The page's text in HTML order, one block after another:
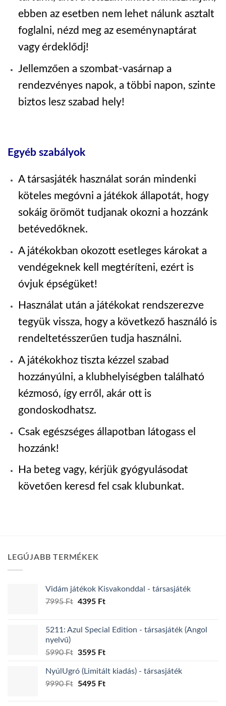
ebben az esetben nem lehet nálunk asztalt
foglalni, nézd meg az eseménynaptárat
vagy érdeklődj!
Jellemzően a szombat-vasárnap a
rendezvényes napok, a többi napon, szinte
biztos lesz szabad hely!
Egyéb szabályok
A társasjáték használat során mindenki
köteles megóvni a játékok állapotát, hogy
sokáig örömöt tudjanak okozni a hozzánk
betévedőknek.
A játékokban okozott esetleges károkat a
vendégeknek kell megtéríteni, ezért is
óvjuk épségüket!
Használat után a játékokat rendszerezve
tegyük vissza, hogy a következő használó is
rendeltetésszerűen tudja használni.
A játékokhoz tiszta kézzel szabad
hozzányúlni, a klubhelyiségben található
kézmosó, így erről, akár ott is
gondoskodhatsz.
Csak egészséges állapotban látogass el
hozzánk!
Ha beteg vagy, kérjük gyógyulásodat
követően keresd fel csak klubunkat.
LEGÚJABB TERMÉKEK
Vidám játékok Kisvakonddal - társasjáték
7995Ft Original
7995 Ft.
4395 FtCurrent
4395 Ft.
5211: Azul Special Edition - társasjáték (Angol
nyelvű)
5990Ft Original
was:
5990 Ft.
3595 FtCurrent
is:
3595 Ft.
NyúlUgró (Limitált kiadás) - társasjáték
9990Ft
Original
5495 FtCurrent